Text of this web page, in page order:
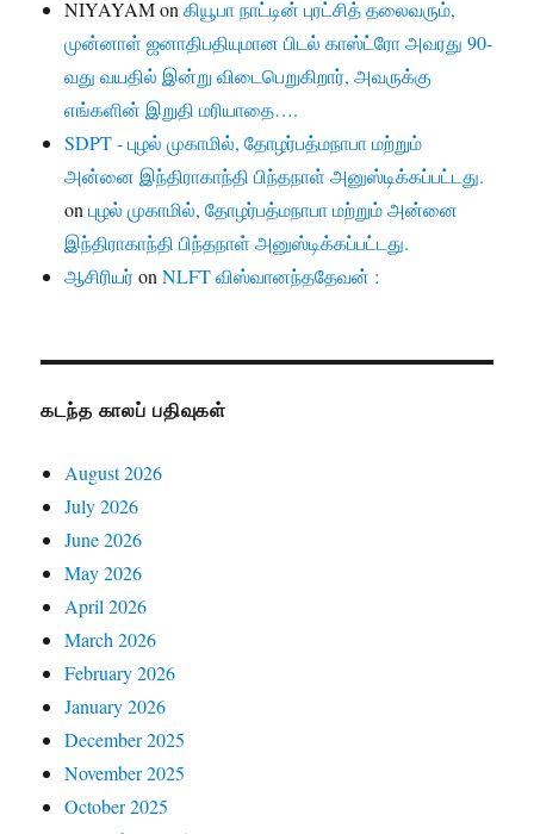
NIYAYAMonகியூபா நாட்டின் புரட்சித் தலைவரும்,
முன்னாள் ஜனாதிபதியுமான பிடல் காஸ்ட்ரோ அவரது 90-
வது வயதில் இன்று விடைபெறுகிறார், அவருக்கு
எங்களின் இறுதி மரியாதை….
SDPT - புழல் முகாமில், தோழர்பத்மநாபா மற்றும்
அன்னை இந்திராகாந்தி பிந்தநாள் அனுஸ்டிக்கப்பட்டது.
onபுழல் முகாமில், தோழர்பத்மநாபா மற்றும் அன்னை
இந்திராகாந்தி பிந்தநாள் அனுஸ்டிக்கப்பட்டது.
ஆசிரியர்onNLFT விஸ்வானந்ததேவன் :
கடந்த காலப் பதிவுகள்
August 2026
July 2026
June 2026
May 2026
April 2026
March 2026
February 2026
January 2026
December 2025
November 2025
October 2025